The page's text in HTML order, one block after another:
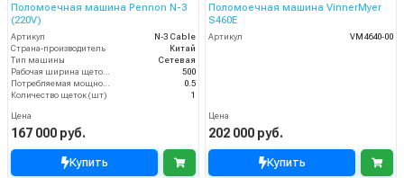
Поломоечная машина Pennon N-3
(220V)
Артикул
N-3 Cable
Страна-производитель
Китай
Тип машины
Сетевая
500
0.5
Количество щеток (шт)
1
Цена
167 000 руб.
Купить
Поломоечная машина VinnerMyer
S460E
Артикул VM4640-00
Цена
202 000 руб.
Купить